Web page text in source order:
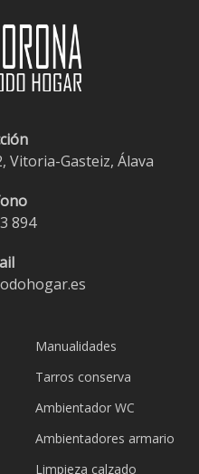
Vitoria-Gasteiz, Álava
894
Manualidades
Tarros conserva
Ambientador WC
Ambientadores armario
Limpieza calzado